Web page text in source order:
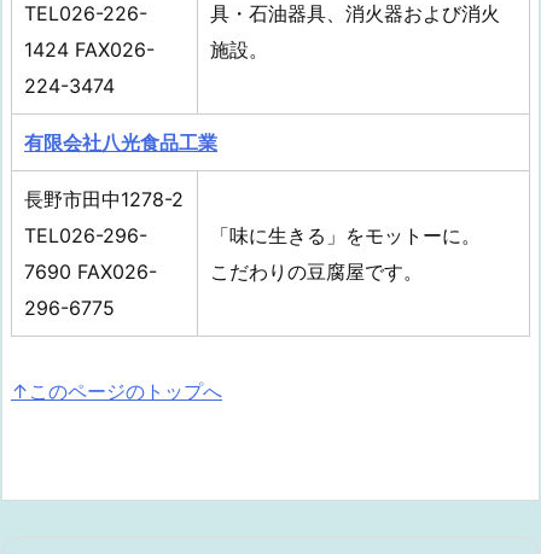
TEL026-226-
1424 FAX026-
224-3474
具・石油器具、消火器および消火
施設。
有限会社八光食品工業
長野市田中1278-2
TEL026-296-
7690 FAX026-
296-6775
「味に生きる」をモットーに。
こだわりの豆腐屋です。
↑このページのトップへ